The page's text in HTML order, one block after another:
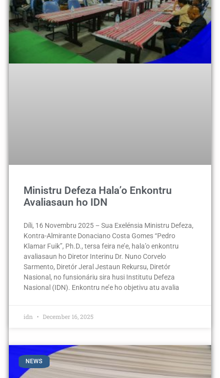
Ministru Defeza Hala’o Enkontru
Avaliasaun ho IDN
Díli, 16 Novembru 2025 – Sua Exelénsia Ministru Defeza,
Kontra-Almirante Donaciano Costa Gomes “Pedro
Klamar Fuik”, Ph.D., tersa feira ne’e, hala’o enkontru
avaliasaun ho Diretor Interinu Dr. Nuno Corvelo
Sarmento, Diretór Jeral Jestaun Rekursu, Diretór
Nasional, no funsionáriu sira husi Institutu Defeza
Nasional (IDN). Enkontru ne’e ho objetivu atu avalia
idn December 16, 2025
NEWS